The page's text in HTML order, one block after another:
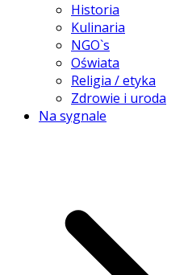
Historia
Kulinaria
NGO`s
Oświata
Religia / etyka
Zdrowie i uroda
Na sygnale